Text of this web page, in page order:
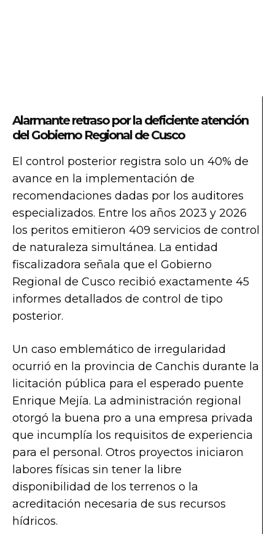
Alarmante retraso por la deficiente atención
del Gobierno Regional de Cusco
El control posterior registra solo un 40% de
avance en la implementación de
recomendaciones dadas por los auditores
especializados. Entre los años 2023 y 2026
los peritos emitieron 409 servicios de control
de naturaleza simultánea. La entidad
fiscalizadora señala que el Gobierno
Regional de Cusco recibió exactamente 45
informes detallados de control de tipo
posterior.
Un caso emblemático de irregularidad
ocurrió en la provincia de Canchis durante la
licitación pública para el esperado puente
Enrique Mejía. La administración regional
otorgó la buena pro a una empresa privada
que incumplía los requisitos de experiencia
para el personal. Otros proyectos iniciaron
labores físicas sin tener la libre
disponibilidad de los terrenos o la
acreditación necesaria de sus recursos
hídricos.